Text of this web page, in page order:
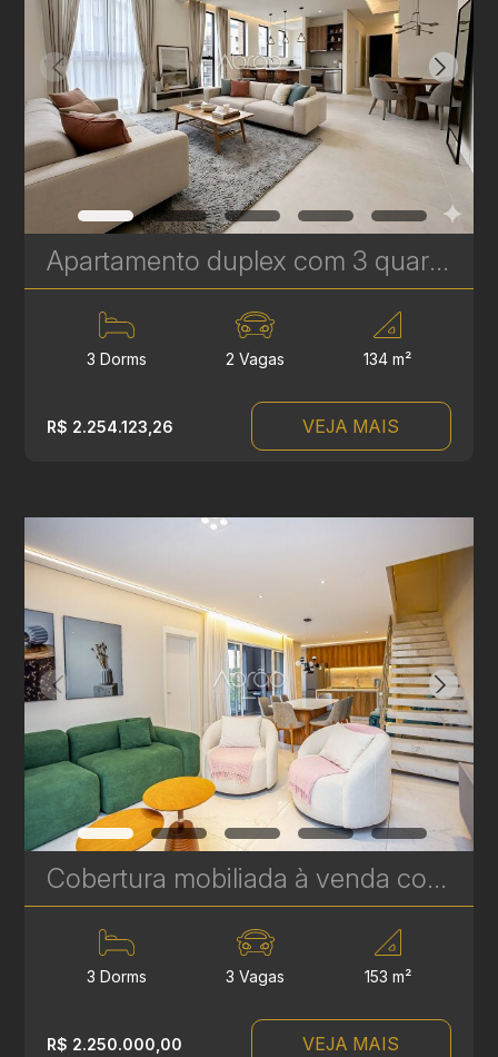
Apartamento duplex com 3 quartos à venda no Bigorrilho – 134m² – Brooklyn | Ref 622
3 Dorms 2 Vagas 134 m²
R$ 2.254.123,26 VEJA MAIS
Cobertura mobiliada à venda com 3 suítes no Hugo Lange - 204 m² - Niob Graciosa | Ref. 1785
3 Dorms 3 Vagas 153 m²
R$ 2.250.000,00 VEJA MAIS